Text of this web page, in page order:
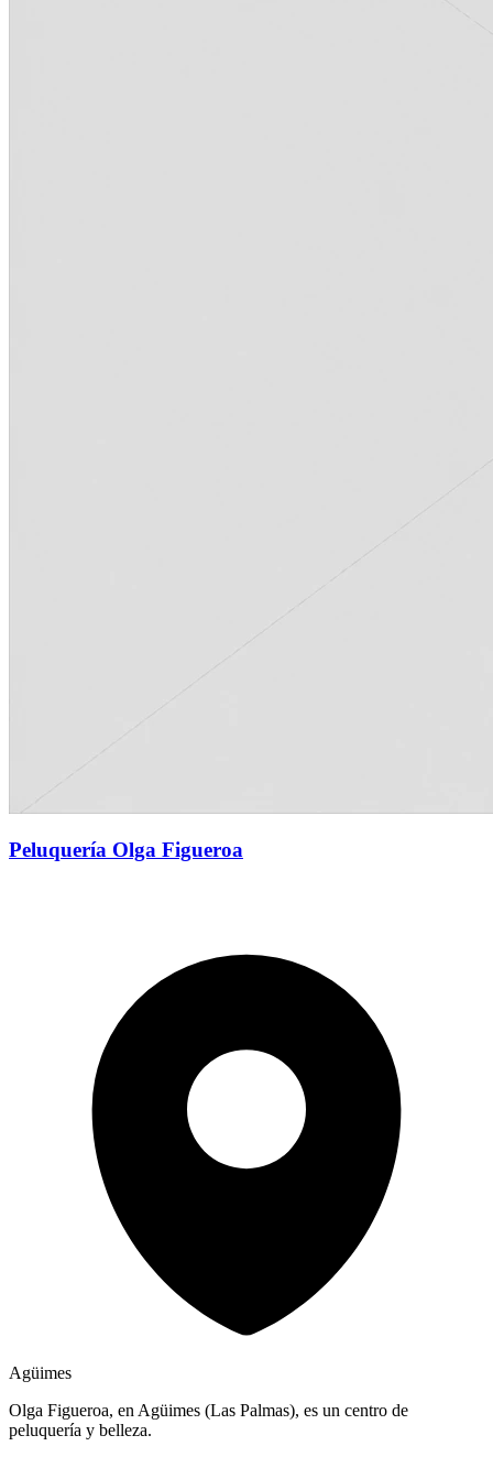
Peluquería Olga Figueroa
Agüimes
Olga Figueroa, en Agüimes (Las Palmas), es un centro de
peluquería y belleza.